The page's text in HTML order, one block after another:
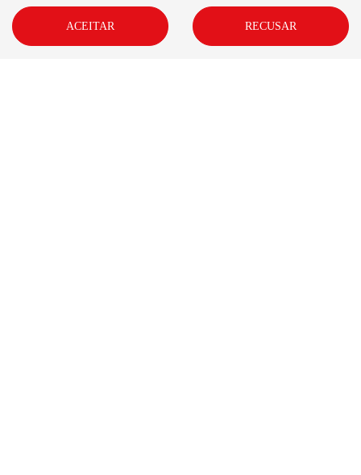
SERVIÇOS
CONSÓRCIO
ACEITAR RECUSAR